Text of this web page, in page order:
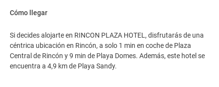
Cómo llegar
Si decides alojarte en RINCON PLAZA HOTEL, disfrutarás de una
céntrica ubicación en Rincón, a solo 1 min en coche de Plaza
Central de Rincón y 9 min de Playa Domes. Además, este hotel se
encuentra a 4,9 km de Playa Sandy.